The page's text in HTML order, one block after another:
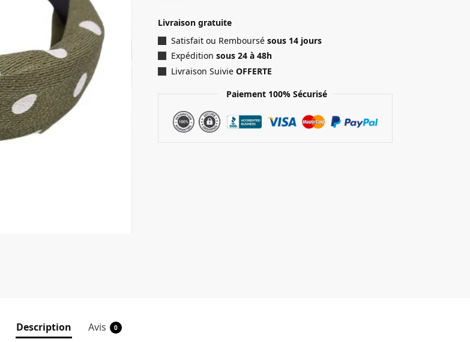
Livraison gratuite
Satisfait ou Remboursésous 14 jours
Expédition sous 24 à 48h
Livraison SuivieOFFERTE
Paiement 100% Sécurisé
Description Avis 0